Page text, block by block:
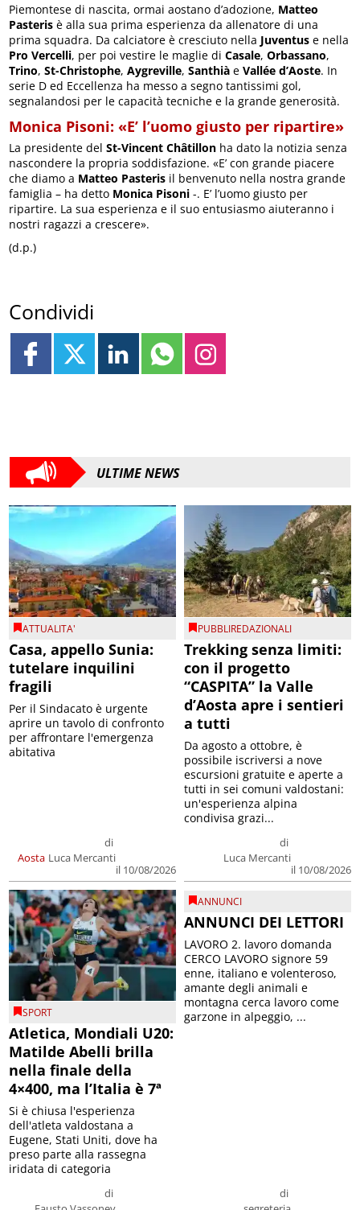
Piemontese di nascita, ormai aostano d’adozione, Matteo
Pasteris è alla sua prima esperienza da allenatore di una
prima squadra. Da calciatore è cresciuto nella Juventus e nella
Pro Vercelli, per poi vestire le maglie diCasale,Orbassano,
Trino,St-Christophe,Aygreville,Santhià eVallée d’Aoste. In
serie D ed Eccellenza ha messo a segno tantissimi gol,
segnalandosi per le capacità tecniche e la grande generosità.
Monica Pisoni: «E’ l’uomo giusto per ripartire»
La presidente delSt-Vincent Châtillon ha dato la notizia senza
nascondere la propria soddisfazione. «E’ con grande piacere
che diamo a Matteo Pasteris il benvenuto nella nostra grande
famiglia – ha detto Monica Pisoni -. E’ l’uomo giusto per
ripartire. La sua esperienza e il suo entusiasmo aiuteranno i
nostri ragazzi a crescere».
(d.p.)
Condividi
ULTIME NEWS
ATTUALITA'
Casa, appello Sunia:
tutelare inquilini
fragili
Aosta
di
Luca Mercanti
il 10/08/2026
Per il Sindacato è urgente
aprire un tavolo di confronto
per affrontare l'emergenza
abitativa
PUBBLIREDAZIONALI
Trekking senza limiti:
con il progetto
“CASPITA” la Valle
d’Aosta apre i sentieri
a tutti
di
Luca Mercanti
il 10/08/2026
Da agosto a ottobre, è
possibile iscriversi a nove
escursioni gratuite e aperte a
tutti in sei comuni valdostani:
un'esperienza alpina
condivisa grazi...
SPORT
Atletica, Mondiali U20:
Matilde Abelli brilla
nella finale della
4×400, ma l’Italia è 7ª
di
Si è chiusa l'esperienza
dell'atleta valdostana a
Eugene, Stati Uniti, dove ha
preso parte alla rassegna
iridata di categoria
ANNUNCI
ANNUNCI DEI LETTORI
di
LAVORO 2. lavoro domanda
CERCO LAVORO signore 59
enne, italiano e volenteroso,
amante degli animali e
montagna cerca lavoro come
garzone in alpeggio, ...